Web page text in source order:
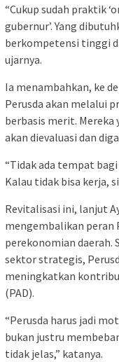
“Cukup sudah praktik
gubernur’. Yang
berkompetensi tinggi
ujarnya.
Ia menambahkan, ke
Perusda akan melalui
berbasis merit. Mereka
akan dievaluasi dan
“Tidak ada tempat
Kalau tidak bisa kerja,
Revitalisasi ini, lanjut
mengembalikan peran
perekonomian daerah.
sektor strategis,
meningkatkan
(PAD).
“Perusda harus jadi
bukan justru
tidak jelas,” katanya.